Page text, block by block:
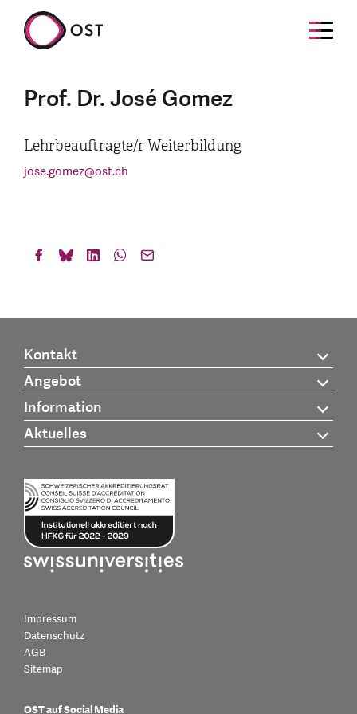
Prof. Dr. José Gomez
Lehrbeauftragte/r Weiterbildung
jose.gomez@ost.ch
Kontakt
Angebot
Information
Aktuelles
Impressum
Datenschutz
AGB
Sitemap
OST auf Social Media